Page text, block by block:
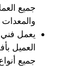
جميع
والمعدات
يعمل فني
العميل
جميع